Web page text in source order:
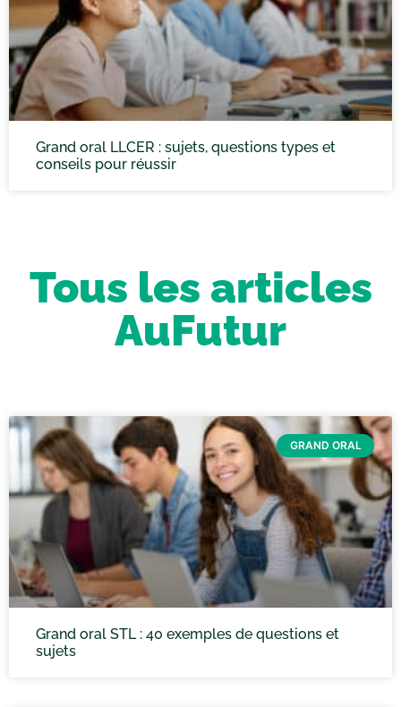
Grand oral LLCER : sujets, questions types et
conseils pour réussir
Tous les articles
AuFutur
GRAND ORAL
Grand oral STL : 40 exemples de questions et
sujets